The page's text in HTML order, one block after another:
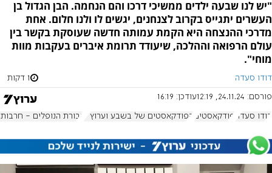
"יש לנו שבעה ילדים ממשיכי דרכו והם הנחמה. הבן הגדול בן
העשרים יתגייס בקרוב לצנחנים, יגשים לו ולנו חלום. אחת
מדרכי ההנצחה היא הקמת עמותה חדשה שעוסקת בקשר בין
עולם הרפואה וההלכה, שיעודד תרומת איברים בעקבות מוות
מוחי".
דודו סעדה 1 דקות
פורסם: 24.11.24, 12:19 עודכן: 16:19
דודו סעדה פודקאסטים הפודקאסטים של בשבע וערוץ 7 גבורת הנופלים -